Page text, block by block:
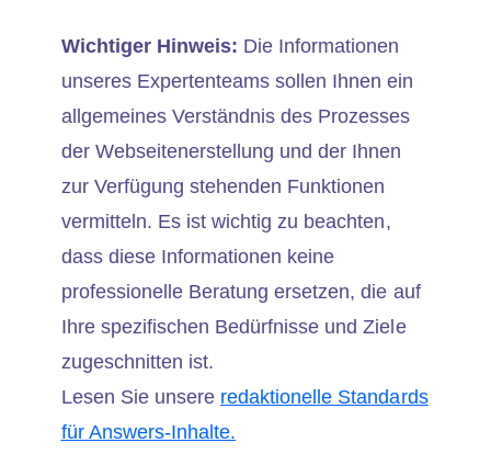
Wichtiger Hinweis: Die Informationen
unseres Expertenteams sollen Ihnen ein
allgemeines Verständnis des Prozesses
der Webseitenerstellung und der Ihnen
zur Verfügung stehenden Funktionen
vermitteln. Es ist wichtig zu beachten,
dass diese Informationen keine
professionelle Beratung ersetzen, die auf
Ihre spezifischen Bedürfnisse und Ziele
zugeschnitten ist.
Lesen Sie unsere redaktionelle Standards
für Answers-Inhalte.